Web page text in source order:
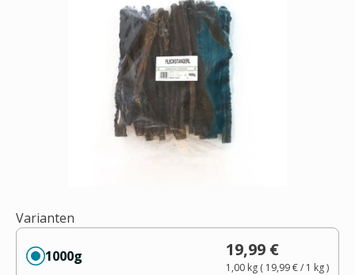
Varianten
1000g 19,99 €
1,00 kg( 19,99 €/ 1 kg)